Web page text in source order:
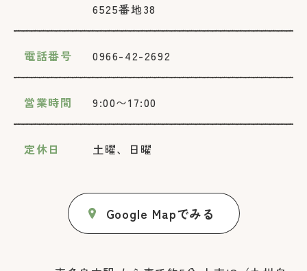
6525番地38
電話番号 0966-42-2692
営業時間 9:00〜17:00
定休日 土曜、日曜
Google Mapでみる